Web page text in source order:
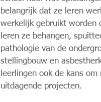
belangrijk dat ze leren
werkelijk gebruikt worden
leren ze behangen,
pathologie van de
stellingbouw en
leerlingen ook de kans
uitdagende projecten.